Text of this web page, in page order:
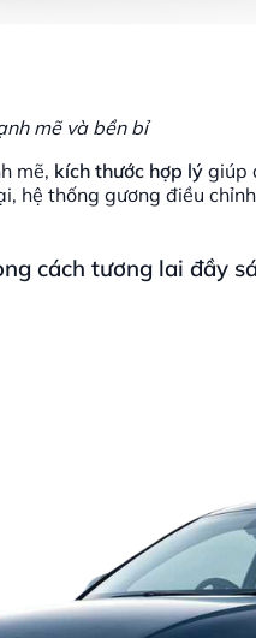
mẽ và bền bỉ
mẽ, kích thước hợp lý giúp
hệ thống gương điều
cách tương lai đầy